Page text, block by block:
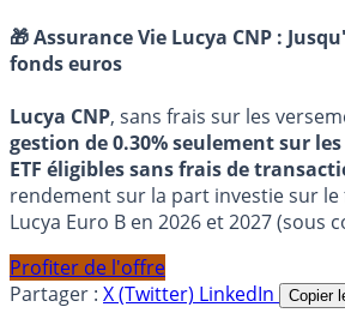
🎁 Assurance Vie Lucya CNP :
fonds euros
Lucya CNP, sans frais sur les
gestion de 0.30% seulement sur
ETF éligibles sans frais de
rendement sur la part investie sur le
Lucya Euro B en 2026 et 2027 (sous
Profiter de l'offre
Partager : X (Twitter) LinkedIn Copier